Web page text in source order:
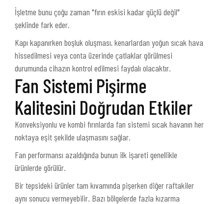
İşletme bunu çoğu zaman "fırın eskisi kadar güçlü değil"
şeklinde fark eder.
Kapı kapanırken boşluk oluşması, kenarlardan yoğun sıcak hava
hissedilmesi veya conta üzerinde çatlaklar görülmesi
durumunda cihazın kontrol edilmesi faydalı olacaktır.
Fan Sistemi Pişirme
Kalitesini Doğrudan Etkiler
Konveksiyonlu ve kombi fırınlarda fan sistemi sıcak havanın her
noktaya eşit şekilde ulaşmasını sağlar.
Fan performansı azaldığında bunun ilk işareti genellikle
ürünlerde görülür.
Bir tepsideki ürünler tam kıvamında pişerken diğer raftakiler
aynı sonucu vermeyebilir. Bazı bölgelerde fazla kızarma